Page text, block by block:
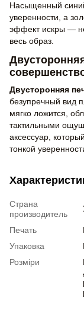
Насыщенный
уверенности, а
эффект искры —
весь образ.
Двусторонняя
безупречный вид
мягко ложится,
тактильными
аксессуар,
тонкой
Страна
производитель
Печать
Упаковка
Розміри